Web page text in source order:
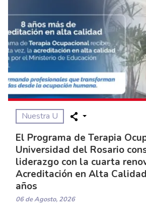
Nuestra U
El Programa de Terapia
Universidad del Rosario
liderazgo con la cuarta
Acreditación en Alta
años
06 de Agosto, 2026